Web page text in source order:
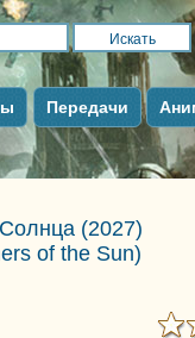
Передачи
(2027)
of the Sun)